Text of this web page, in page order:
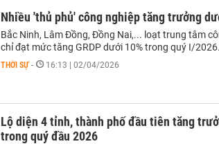
Nhiều 'thủ phủ' công nghiệp tăng trưởng
Bắc Ninh, Lâm Đồng, Đồng Nai,... loạt trung tâm
chỉ đạt mức tăng GRDP dưới 10% trong quý I/2026.
THỜI SỰ - 16:13 | 02/04/2026
Lộ diện 4 tỉnh, thành phố đầu tiên tăng
trong quý đầu 2026